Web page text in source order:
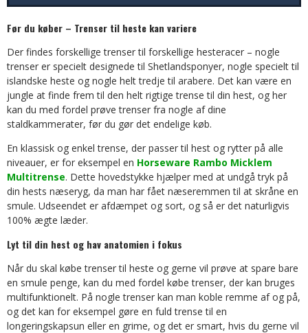
Før du køber – Trenser til heste kan variere
Der findes forskellige trenser til forskellige hesteracer – nogle
trenser er specielt designede til Shetlandsponyer, nogle specielt til
islandske heste og nogle helt tredje til arabere. Det kan være en
jungle at finde frem til den helt rigtige trense til din hest, og her
kan du med fordel prøve trenser fra nogle af dine
staldkammerater, før du gør det endelige køb.
En klassisk og enkel trense, der passer til hest og rytter på alle
niveauer, er for eksempel en Horseware Rambo Micklem
Multitrense. Dette hovedstykke hjælper med at undgå tryk på
din hests næseryg, da man har fået næseremmen til at skråne en
smule. Udseendet er afdæmpet og sort, og så er det naturligvis
100% ægte læder.
Lyt til din hest og hav anatomien i fokus
Når du skal købe trenser til heste og gerne vil prøve at spare bare
en smule penge, kan du med fordel købe trenser, der kan bruges
multifunktionelt. På nogle trenser kan man koble remme af og på,
og det kan for eksempel gøre en fuld trense til en
longeringskapsun eller en grime, og det er smart, hvis du gerne vil